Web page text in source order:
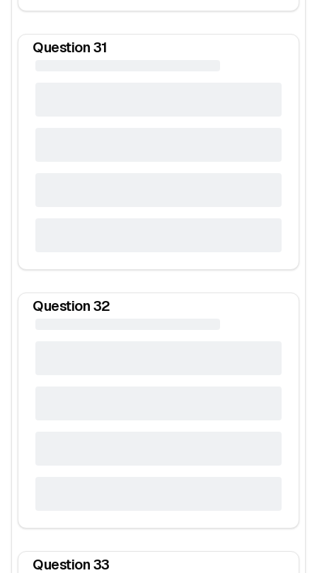
Question 31
Question 32
Question 33